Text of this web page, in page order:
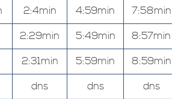
2:4min 4:59min 7:58min
2:29min 5:49min 8:57min
2:31min 5:59min 8:59min
dns dns dns